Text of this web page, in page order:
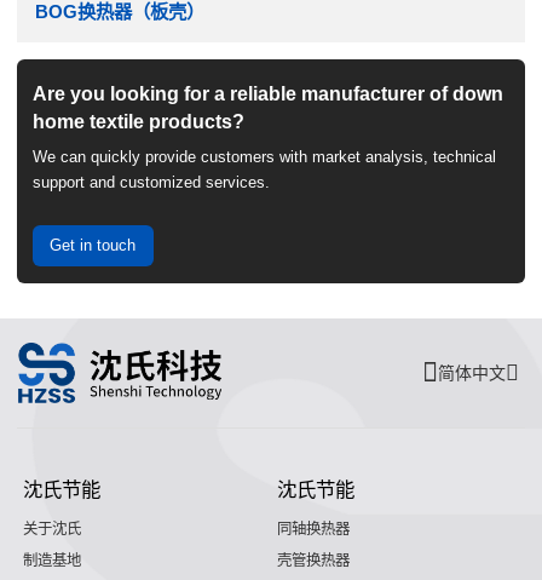
BOG换热器（板壳）
Are you looking for a reliable manufacturer of down
home textile products?
We can quickly provide customers with market analysis, technical
support and customized services.
Get in touch
简体中文
沈氏节能
关于沈氏
制造基地
沈氏节能
同轴换热器
壳管换热器